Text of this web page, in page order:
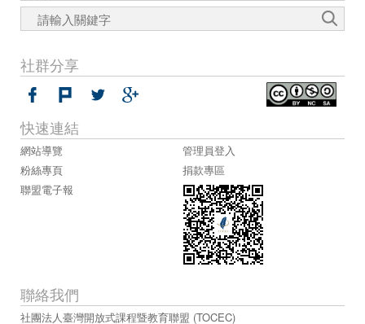
社群分享
聯絡我們
社團法人臺灣開放式課程暨教育聯盟 (TOCEC)
快速連結
網站導覽
管理員登入
粉絲專頁
捐款專區
聯盟電子報